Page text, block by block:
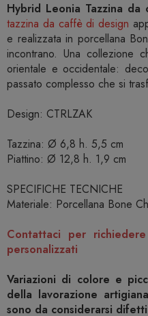
Hybrid Leonia Tazzina da
tazzina da caffè di design
e realizzata in porcellana
incontrano. Una collezione
orientale e occidentale:
passato complesso che si
Design: CTRLZAK
Tazzina: Ø 6,8 h. 5,5 cm
Piattino: Ø 12,8 h. 1,9 cm
SPECIFICHE TECNICHE
Materiale: Porcellana Bone
Contattaci per
personalizzati
Variazioni di colore e
della lavorazione
sono da considerarsi difetti